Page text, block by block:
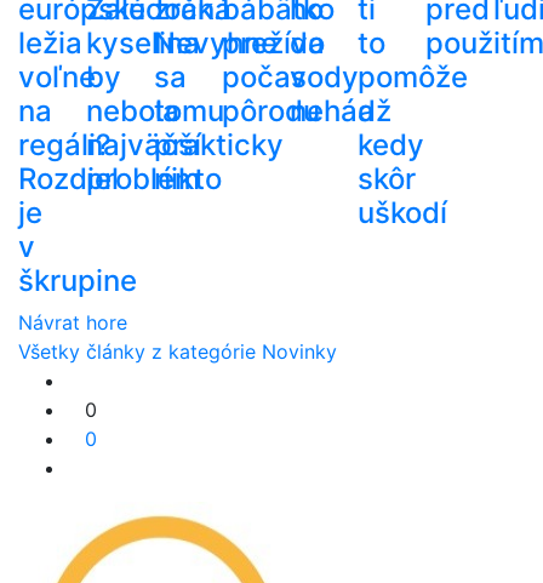
európske
ležia
voľne
na
regáli?
Rozdiel
je
v
škrupine
Žalúdočná
kyselina
by
nebola
najväčší
problém
zrak.
Nevyhne
sa
tomu
prakticky
nikto
bábätko
prežíva
počas
pôrodu
ho
do
vody
nehádž
ti
to
pomôže
a
kedy
skôr
uškodí
pred
použitím
Návrat hore
Všetky články z kategórie Novinky
0
0